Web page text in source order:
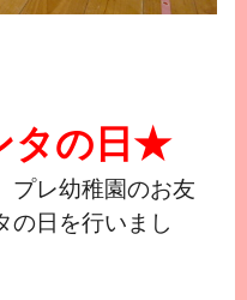
タの日★
プレ幼稚園のお友
の日を行いまし